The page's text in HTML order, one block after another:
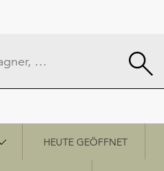
HEUTE GEÖFFNET